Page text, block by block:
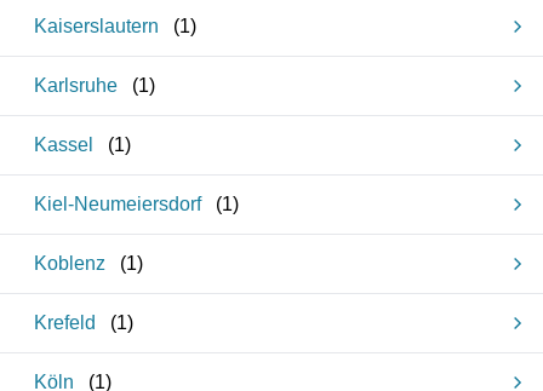
Kaiserslautern (1)
Karlsruhe (1)
Kassel (1)
Kiel-Neumeiersdorf (1)
Koblenz (1)
Krefeld (1)
Köln (1)